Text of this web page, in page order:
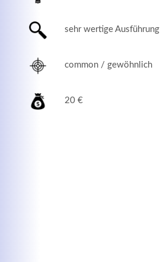
sehr wertige Ausführung
common / gewöhnlich
20 €